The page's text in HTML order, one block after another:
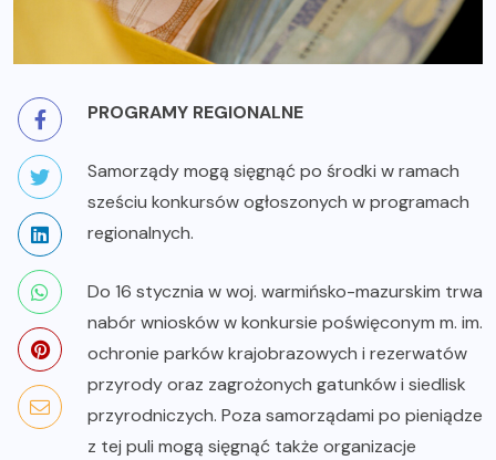
PROGRAMY REGIONALNE
Samorządy mogą sięgnąć po środki w ramach
sześciu konkursów ogłoszonych w programach
regionalnych.
Do 16 stycznia w woj. warmińsko-mazurskim trwa
nabór wniosków w konkursie poświęconym m. im.
ochronie parków krajobrazowych i rezerwatów
przyrody oraz zagrożonych gatunków i siedlisk
przyrodniczych. Poza samorządami po pieniądze
z tej puli mogą sięgnąć także organizacje